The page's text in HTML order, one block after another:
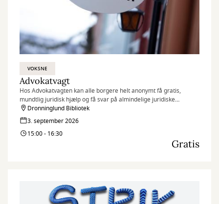
VOKSNE
Advokatvagt
Hos Advokatvagten kan alle borgere helt anonymt få gratis,
mundtlig juridisk hjælp og få svar på almindelige juridiske
spørgsmål i forbindelse med bl.a. skilsmisse, forældremyndighed,
fast ejendom, leje af bolig, arveforhold og erstatning.
Dronninglund Bibliotek
3. september 2026
15:00 - 16:30
Gratis